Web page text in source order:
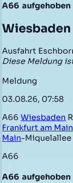
A66 aufgehoben
Ausfahrt
Diese Meldung
Meldung
03.08.26, 07:58
A66Wiesbaden
Frankfurt am Main
Main-Miquelallee
A66
A66 aufgehoben